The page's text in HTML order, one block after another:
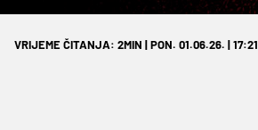
VRIJEME ČITANJA: 2MIN | PON. 01.06.26. | 17:21